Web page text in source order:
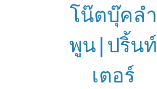
โน๊ตบุ๊คลำ
พูน|ปริ้นท์
เตอร์